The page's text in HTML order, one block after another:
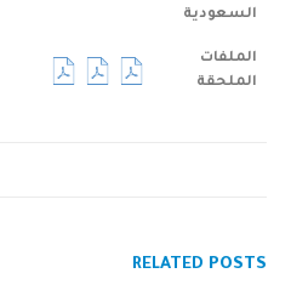
السعودية
الملفات
الملحقة
RELATED POSTS